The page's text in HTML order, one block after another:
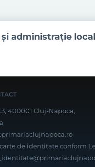
administraţie
400001 Cluj-Napoca,
de identitate conform